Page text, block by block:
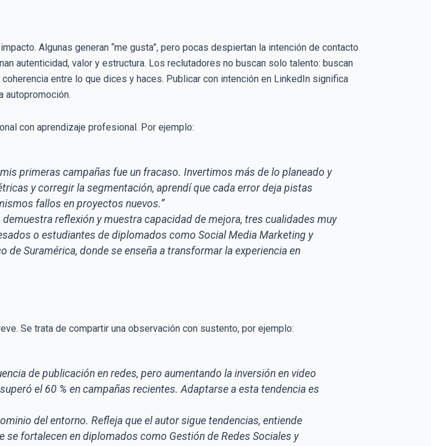
Algunas generan “me gusta”, pero pocas despiertan la intención de contacto
autenticidad, valor y estructura. Los reclutadores no buscan solo talento: buscan
entre lo que dices y haces. Publicar con intención en LinkedIn significa
autopromoción.
con aprendizaje profesional. Por ejemplo:
primeras campañas fue un fracaso. Invertimos más de lo planeado y
y corregir la segmentación, aprendí que cada error deja pistas
fallos en proyectos nuevos.”
reflexión y muestra capacidad de mejora, tres cualidades muy
o estudiantes de diplomados como Social Media Marketing y
de Suramérica, donde se enseña a transformar la experiencia en
Se trata de compartir una observación con sustento, por ejemplo:
de publicación en redes, pero aumentando la inversión en video
el 60 % en campañas recientes. Adaptarse a esta tendencia es
del entorno. Refleja que el autor sigue tendencias, entiende
se fortalecen en diplomados como Gestión de Redes Sociales y